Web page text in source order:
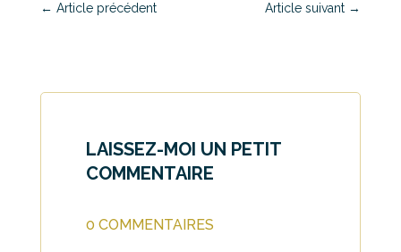
← Article précédent Article suivant →
LAISSEZ-MOI UN PETIT
COMMENTAIRE
0 COMMENTAIRES